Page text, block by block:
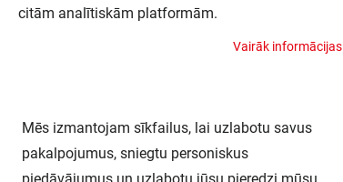
Inform
citām analītiskām platformām.
Vairāk informācijas
Mēs izmantojam sīkfailus, lai uzlabotu savus
pakalpojumus, sniegtu personiskus